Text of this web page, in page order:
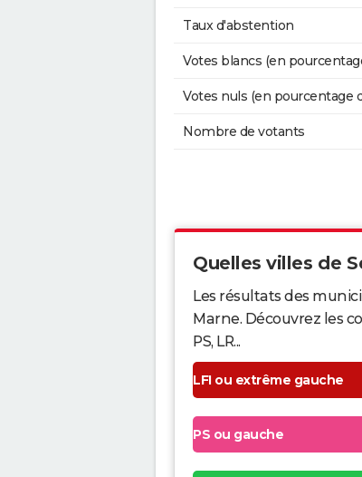
Taux d'abstention
Votes blancs (en
Votes nuls (en pourcentage
Nombre de votants
Quelles villes de
Les résultats des
Marne. Découvrez les
PS, LR...
LFI ou extrême gauche
PS ou gauche